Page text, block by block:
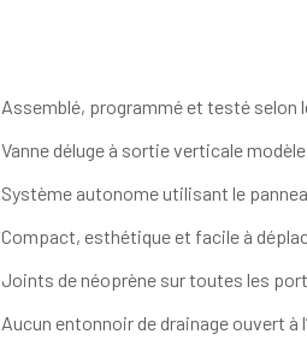
Assemblé, programmé et testé selon
Vanne déluge à sortie verticale
Système autonome utilisant le
Compact, esthétique et facile à
Joints de néoprène sur toutes les
Aucun entonnoir de drainage ouvert à